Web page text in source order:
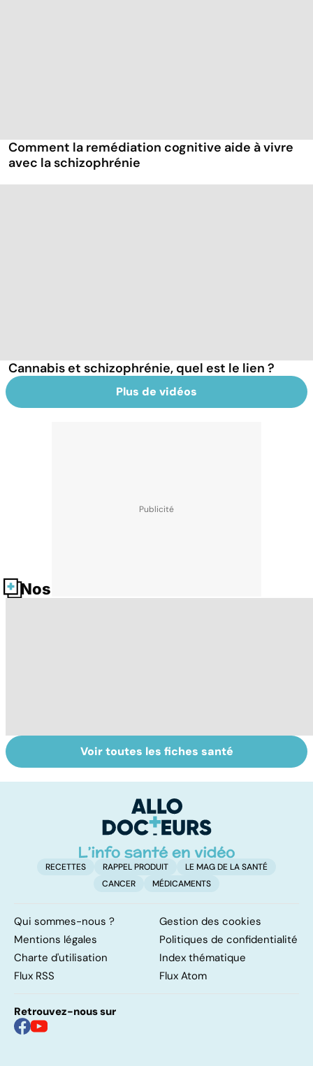
Comment la remédiation cognitive aide à vivre
avec la schizophrénie
Cannabis et schizophrénie, quel est le lien ?
Plus de vidéos
Nos fiches santé
comprendre la
Tout savoir sur
les infections
Voir toutes les fiches santé
RECETTES RAPPEL PRODUIT
LE MAG DE LA SANTÉ
CANCER
MÉDICAMENTS
Qui sommes-nous ?
Gestion des cookies
Mentions légales
Politiques de confidentialité
Charte d'utilisation
Index thématique
Flux RSS
Flux Atom
Retrouvez-nous sur